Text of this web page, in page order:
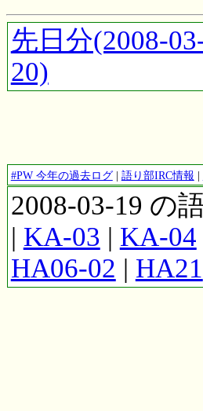
先日分(2008-
20)
#PW 今年の過去ログ| 語り部IRC情報 |
2008-03-19 の
| KA-03 | KA-04
HA06-02 | HA21